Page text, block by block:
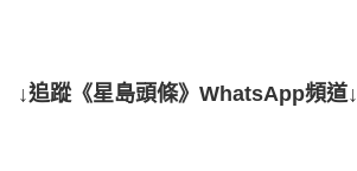
↓追蹤《星島頭條》WhatsApp頻道↓